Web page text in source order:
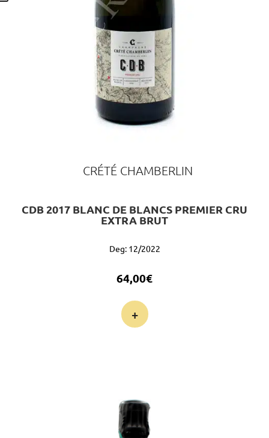
CRÉTÉ CHAMBERLIN
CDB 2017 BLANC DE BLANCS PREMIER CRU
EXTRA BRUT
Deg: 12/2022
64,00€
+